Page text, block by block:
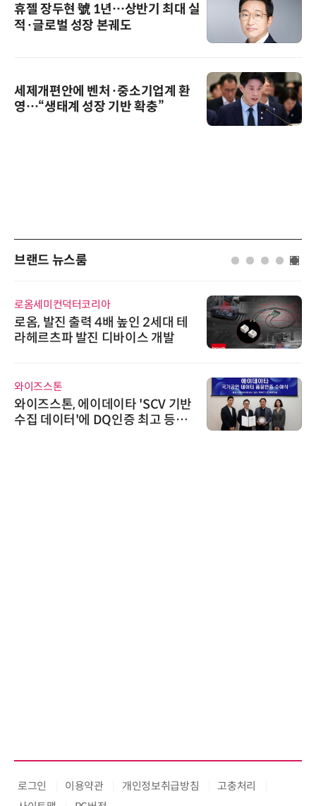
휴젤 장두현 號 1년…상반기 최대 실
적·글로벌 성장 본궤도
세제개편안에 벤처·중소기업계 환
영…“생태계 성장 기반 확충”
브랜드 뉴스룸
로옴세미컨덕터코리아
로옴, 발진 출력 4배 높인 2세대 테
라헤르츠파 발진 디바이스 개발
와이즈스톤
와이즈스톤, 에이데이타 'SCV 기반
수집 데이터'에 DQ인증 최고 등급
로그인 이용약관 개인정보취급방침
고충처리